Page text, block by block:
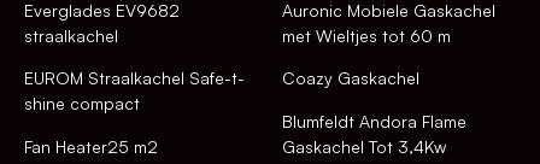
Everglades EV9682
straalkachel
EUROM Straalkachel Safe-t-
shine compact
Fan Heater25 m2
Auronic Mobiele Gaskachel
met Wieltjes tot 60 m
Coazy Gaskachel
Blumfeldt Andora Flame
Gaskachel Tot 3,4Kw